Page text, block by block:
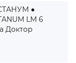
●
LM 6
Доктор